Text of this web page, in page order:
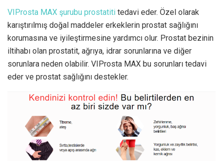
VIProsta MAX şurubu prostatiti tedavi eder. Özel olarak
karıştırılmış doğal maddeler erkeklerin prostat sağlığını
korumasına ve iyileştirmesine yardımcı olur. Prostat bezinin
iltihabı olan prostatit, ağrıya, idrar sorunlarına ve diğer
sorunlara neden olabilir. VIProsta MAX bu sorunları tedavi
eder ve prostat sağlığını destekler.